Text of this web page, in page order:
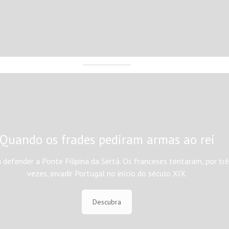
Quando os frades pediram armas ao rei
defender a Ponte Filipina da Sertã. Os franceses tentaram, por
vezes, invadir Portugal no início do século XIX.
Descubra